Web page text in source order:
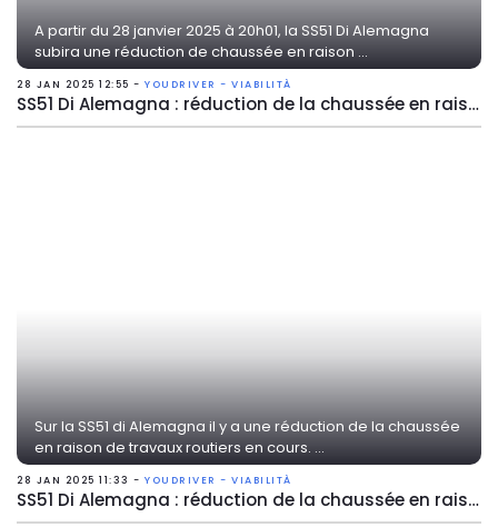
A partir du 28 janvier 2025 à 20h01, la SS51 Di Alemagna
subira une réduction de chaussée en raison ...
28 JAN 2025 12:55 - YOUDRIVER - VIABILITÀ
SS51 Di Alemagna : réduction de la chaussée en raison de travaux
Sur la SS51 di Alemagna il y a une réduction de la chaussée
en raison de travaux routiers en cours. ...
28 JAN 2025 11:33 - YOUDRIVER - VIABILITÀ
SS51 Di Alemagna : réduction de la chaussée en raison de travaux